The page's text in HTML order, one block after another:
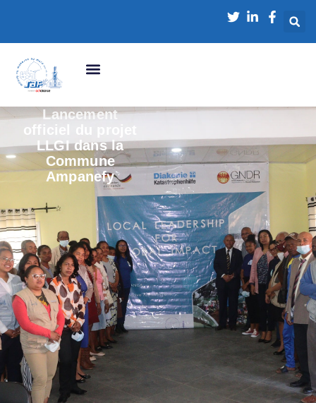
Lancement
officiel du projet
LLGI dans la
Commune
Ampanefy